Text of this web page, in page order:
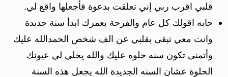
قلبي اقرب ربي إني تعلقت بدعوة فأجعلها واقع لي.
حابه اقولك كل عام والفرحة بعمرك ابدأ سنة جديدة
وانت معي تبقى بقلبي عن الف شخص الحمدالله عليك
وأتمنى ‌تكون ‌سنه حلوه‌ عليك والله يخلي لي عيونك
الحلوة عشان السنه الجديدة الله يجعل هذه السنة